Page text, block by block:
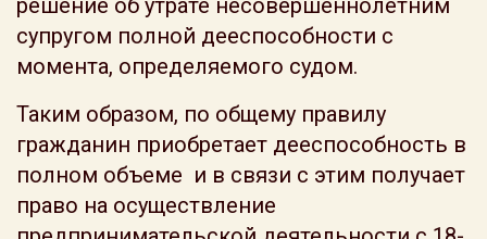
решение об утрате несовершеннолетним
супругом полной дееспособности с
момента, определяемого судом.
Таким образом, по общему правилу
гражданин приобретает дееспособность в
полном объеме и в связи с этим получает
право на осуществление